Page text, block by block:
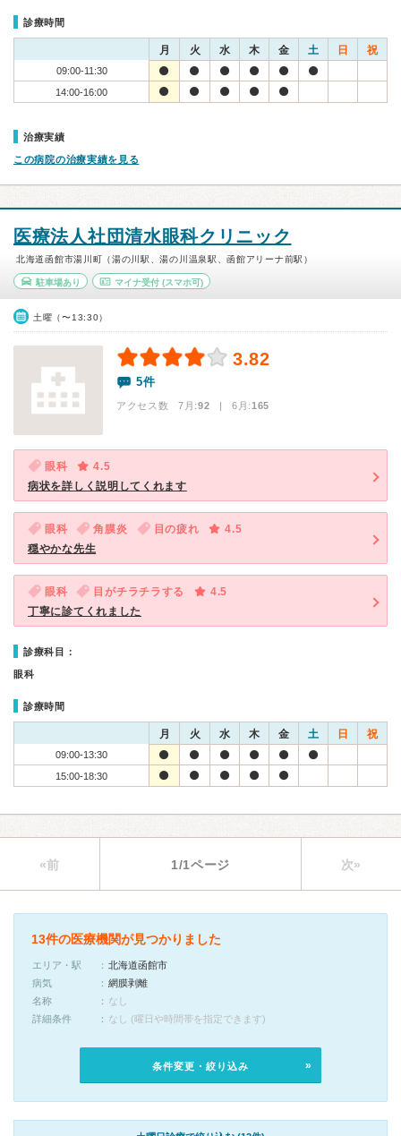
診療時間
月 火 水 木 金 土 日 祝
09:00-11:30
14:00-16:00
治療実績
この病院の治療実績を見る
医療法人社団清水眼科クリニック
北海道函館市湯川町（湯の川駅、湯の川温泉駅、函館アリーナ前駅）
駐車場あり マイナ受付(スマホ可)
土曜（〜13:30）
3.82
5件
アクセス数 7月:92 | 6月:165
眼科
4.5
病状を詳しく説明してくれます
眼科 角膜炎 目の疲れ
4.5
穏やかな先生
眼科 目がチラチラする
4.5
丁寧に診てくれました
診療科目：
眼科
診療時間
月 火 水 木 金 土 日 祝
09:00-13:30
15:00-18:30
«前 1/1ページ 次»
13件の医療機関が見つかりました
エリア・駅
北海道函館市
病気
網膜剥離
名称
なし
詳細条件
なし (曜日や時間帯を指定できます)
条件変更・絞り込み